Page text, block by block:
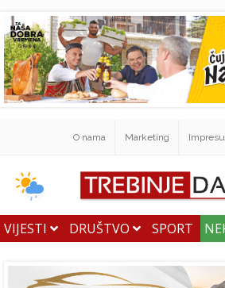
O nama Marketing
VIJESTI DRUŠTVO SPORT